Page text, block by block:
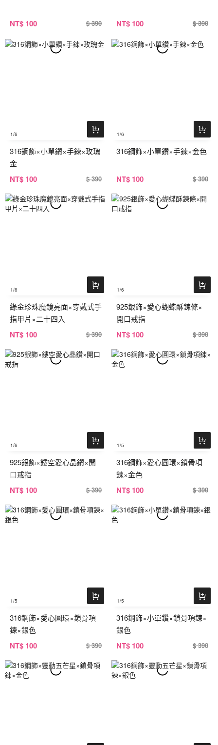
NT$ 100 $ 390 NT$ 100 $ 390
1/6
316鋼飾×小單鑽×手鍊×玫瑰
金
NT$ 100 $ 390
1/6
316鋼飾×小單鑽×手鍊×金色
NT$ 100 $ 390
1/6
綠金珍珠魔鏡亮面×穿戴式手
指甲片×二十四入
NT$ 100 $ 390
1/6
925銀飾×愛心蝴蝶酥鍊條×
開口戒指
NT$ 100 $ 390
1/6
925銀飾×鏤空愛心晶鑽×開
口戒指
NT$ 100 $ 390
1/5
316鋼飾×愛心圓環×鎖骨項
鍊×金色
NT$ 100 $ 390
1/5
316鋼飾×愛心圓環×鎖骨項
鍊×銀色
NT$ 100 $ 390
1/5
316鋼飾×小單鑽×鎖骨項鍊×
銀色
NT$ 100 $ 390